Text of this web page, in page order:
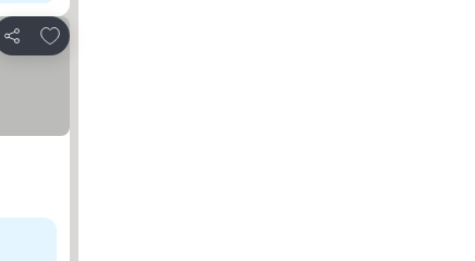
Teilen
Zu Favoriten hinzufügen